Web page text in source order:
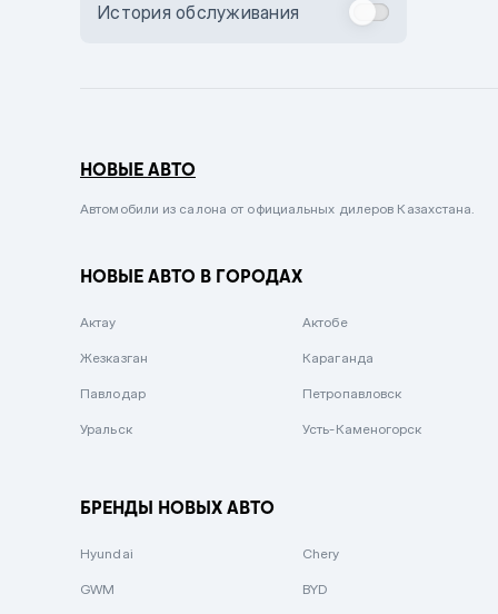
Комбинированный
Сиреневый металлик
Вишневый
Зеленый металлик
История обслуживания
НОВЫЕ АВТО
Автомобили из салона от официальных дилеров Казахстана.
НОВЫЕ АВТО В ГОРОДАХ
Актау Актобе
Жезказган Караганда
Павлодар Петропавловск
Уральск Усть-Каменогорск
БРЕНДЫ НОВЫХ АВТО
Hyundai Chery
GWM BYD